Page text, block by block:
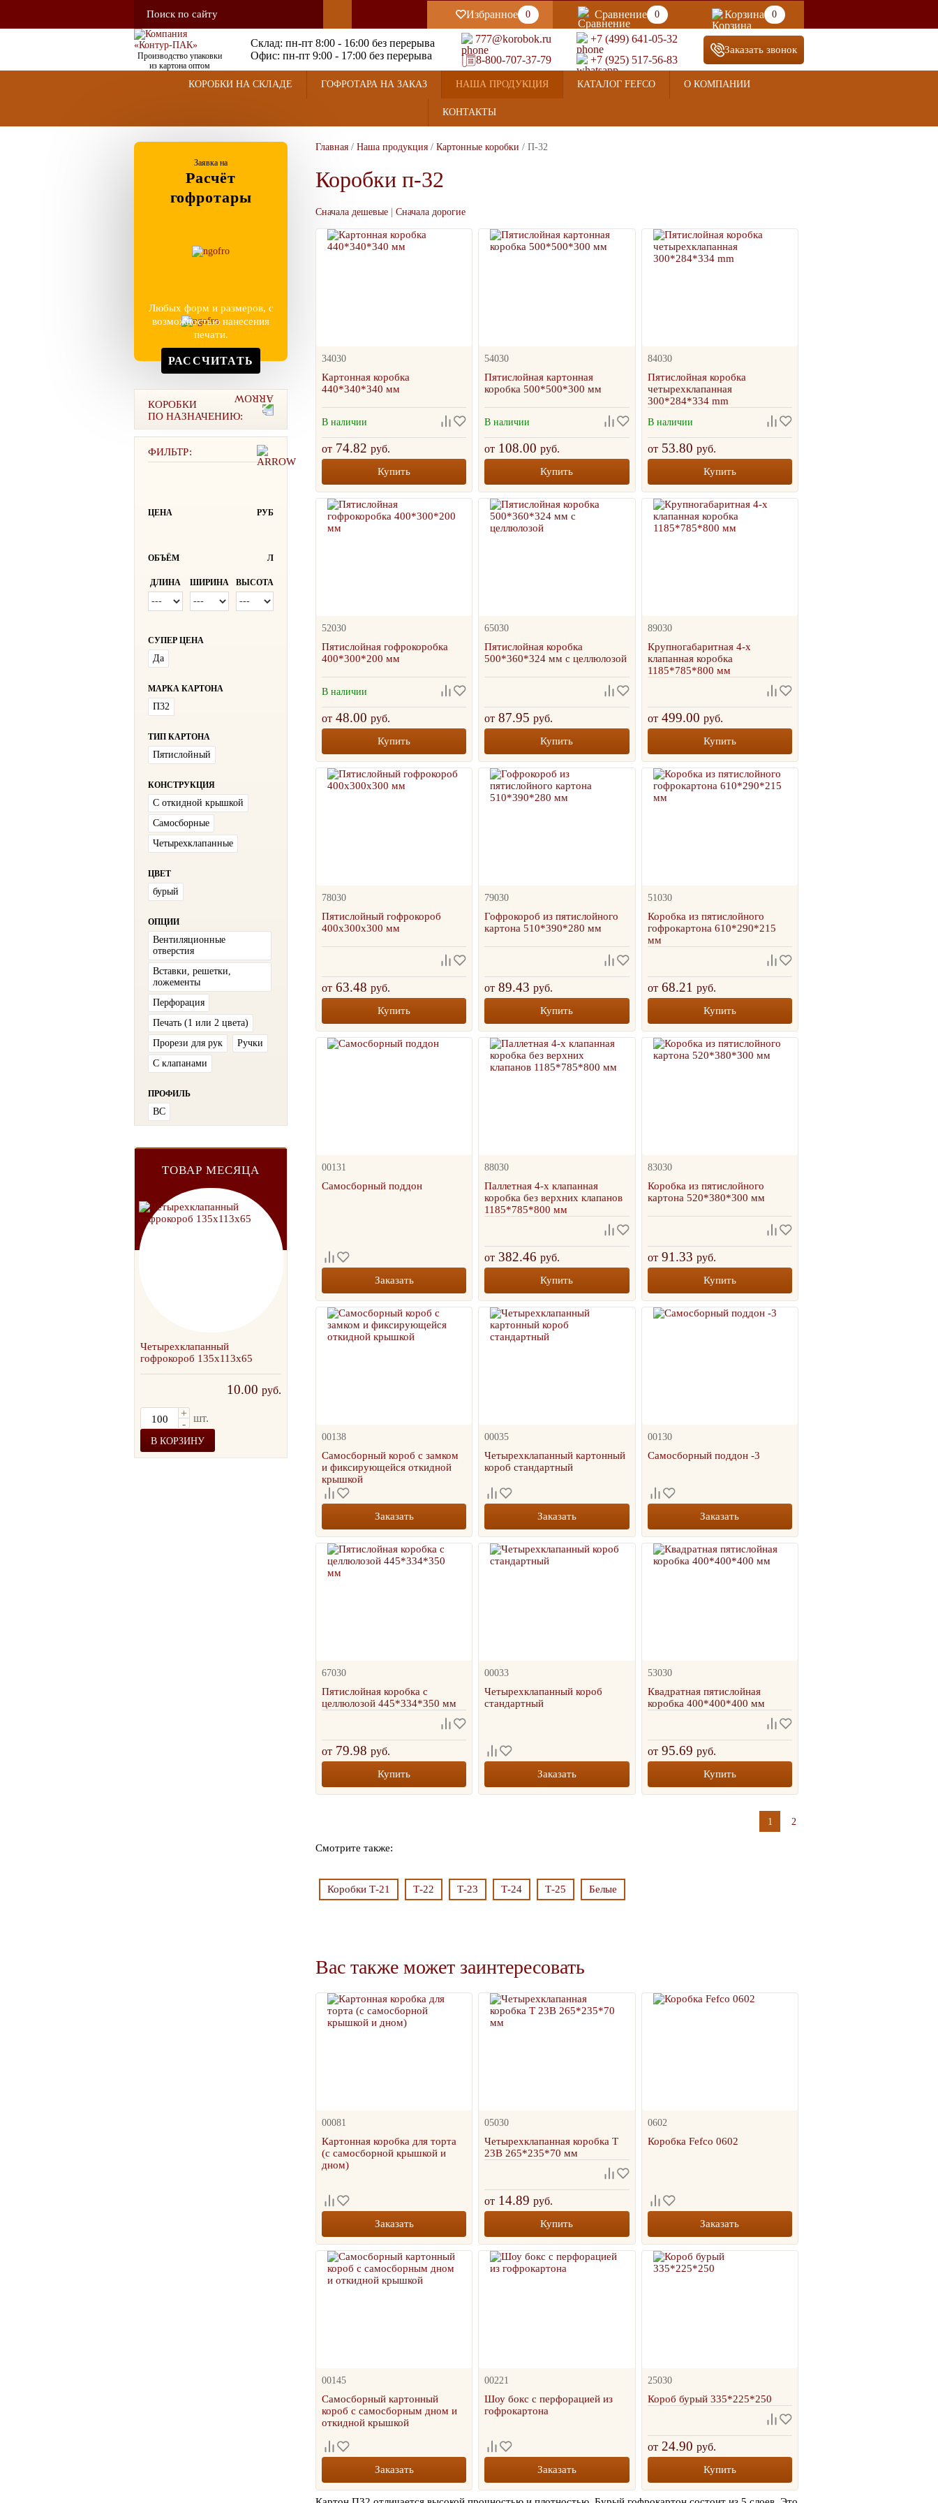
Избранное 0 Сравнение 0 Корзина 0
Производство упаковки
из картона оптом
Склад: пн-пт 8:00 - 16:00 без перерыва
Офис: пн-пт 9:00 - 17:00 без перерыва
777@korobok.ru
+7 (499) 641-05-32
8-800-707-37-79
+7 (925) 517-56-83
Заказать звонок
КОРОБКИ НА СКЛАДЕ ГОФРОТАРА НА ЗАКАЗ НАША ПРОДУКЦИЯ КАТАЛОГ FEFCO О КОМПАНИИ
КОНТАКТЫ
Заявка на
Расчёт
гофротары
Любых форм и размеров, с
возможностью нанесения
печати.
РАССЧИТАТЬ
КОРОБКИ
ПО НАЗНАЧЕНИЮ:
ФИЛЬТР:
ЦЕНА РУБ
ОБЪЁМ Л
ДЛИНА ШИРИНА ВЫСОТА
СУПЕР ЦЕНА
Да
МАРКА КАРТОНА
П32
ТИП КАРТОНА
Пятислойный
КОНСТРУКЦИЯ
С откидной крышкой
Самосборные
Четырехклапанные
ЦВЕТ
бурый
ОПЦИИ
Вентиляционные
отверстия
Вставки, решетки,
ложементы
Перфорация
Печать (1 или 2 цвета)
Прорези для рук
Ручки
С клапанами
ПРОФИЛЬ
ВС
ТОВАР МЕСЯЦА
Четырехклапанный
гофрокороб 135х113х65
10.00 руб.
+
-
шт.
В КОРЗИНУ
ТОВАР МЕСЯЦА
В КОРЗИНУ
ТОВАР МЕСЯЦА
-
В КОРЗИНУ
ТОВАР МЕСЯЦА
В КОРЗИНУ
Главная / Наша продукция / Картонные коробки / П-32
Коробки п-32
Сначала дешевые Сначала дорогие
34030
Картонная коробка
440*340*340 мм
В наличии
от 74.82 руб.
Купить
54030
Пятислойная картонная
коробка 500*500*300 мм
В наличии
от 108.00руб.
Купить
84030
Пятислойная коробка
четырехклапанная
300*284*334 mm
В наличии
от53.80 руб.
Купить
52030
Пятислойная гофрокоробка
400*300*200 мм
В наличии
от 48.00 руб.
Купить
65030
Пятислойная коробка
500*360*324 мм с целлюлозой
от 87.95руб.
Купить
89030
Крупногабаритная 4-х
клапанная коробка
1185*785*800 мм
от499.00 руб.
Купить
78030
Пятислойный гофрокороб
400х300х300 мм
от 63.48 руб.
Купить
79030
Гофрокороб из пятислойного
картона 510*390*280 мм
от 89.43руб.
Купить
51030
Коробка из пятислойного
гофрокартона 610*290*215
мм
от68.21 руб.
Купить
00131
Самосборный поддон
Заказать
88030
Паллетная 4-х клапанная
коробка без верхних клапанов
1185*785*800 мм
от 382.46руб.
Купить
83030
Коробка из пятислойного
картона 520*380*300 мм
от91.33 руб.
Купить
00138
Самосборный короб с замком
и фиксирующейся откидной
крышкой
Заказать
00035
Четырехклапанный картонный
короб стандартный
Заказать
00130
Самосборный поддон -3
Заказать
67030
Пятислойная коробка с
целлюлозой 445*334*350 мм
от 79.98 руб.
Купить
00033
Четырехклапанный короб
стандартный
Заказать
53030
Квадратная пятислойная
коробка 400*400*400 мм
от95.69 руб.
Купить
1 2
Смотрите также:
Коробки Т-21 Т-22 Т-23 Т-24 Т-25 Белые
Вас также может заинтересовать
00081
Картонная коробка для торта
(с самосборной крышкой и
дном)
Заказать
05030
Четырехклапанная коробка Т
23В 265*235*70 мм
от 14.89руб.
Купить
0602
Коробка Fefco 0602
Заказать
00145
Самосборный картонный
короб с самосборным дном и
откидной крышкой
Заказать
00221
Шоу бокс с перфорацией из
гофрокартона
Заказать
25030
Короб бурый 335*225*250
от24.90 руб.
Купить